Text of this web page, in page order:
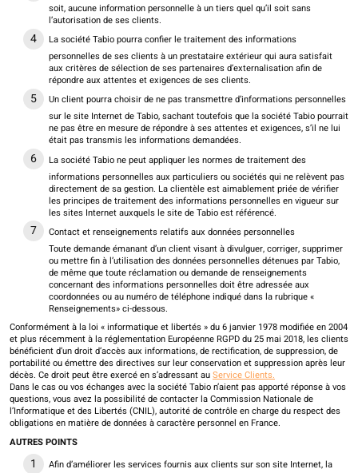
soit, aucune information personnelle à un tiers quel qu’il soit sans
l’autorisation de ses clients.
La société Tabio pourra confier le traitement des informations
personnelles de ses clients à un prestataire extérieur qui aura satisfait
aux critères de sélection de ses partenaires d’externalisation afin de
répondre aux attentes et exigences de ses clients.
Un client pourra choisir de ne pas transmettre d’informations personnelles
sur le site Internet de Tabio, sachant toutefois que la société Tabio pourrait
ne pas être en mesure de répondre à ses attentes et exigences, s’il ne lui
était pas transmis les informations demandées.
La société Tabio ne peut appliquer les normes de traitement des
informations personnelles aux particuliers ou sociétés qui ne relèvent pas
directement de sa gestion. La clientèle est aimablement priée de vérifier
les principes de traitement des informations personnelles en vigueur sur
les sites Internet auxquels le site de Tabio est référencé.
Contact et renseignements relatifs aux données personnelles
Toute demande émanant d’un client visant à divulguer, corriger, supprimer
ou mettre fin à l’utilisation des données personnelles détenues par Tabio,
de même que toute réclamation ou demande de renseignements
concernant des informations personnelles doit être adressée aux
coordonnées ou au numéro de téléphone indiqué dans la rubrique «
Renseignements» ci-dessous.
Conformément à la loi « informatique et libertés » du 6 janvier 1978 modifiée en 2004
et plus récemment à la réglementation Européenne RGPD du 25 mai 2018, les clients
bénéficient d’un droit d’accès aux informations, de rectification, de suppression, de
portabilité ou émettre des directives sur leur conservation et suppression après leur
décès. Ce droit peut être exercé en s’adressant auService Clients.
Dans le cas ou vos échanges avec la société Tabio n’aient pas apporté réponse à vos
questions, vous avez la possibilité de contacter la Commission Nationale de
l’Informatique et des Libertés (CNIL), autorité de contrôle en charge du respect des
obligations en matière de données à caractère personnel en France.
AUTRES POINTS
Afin d’améliorer les services fournis aux clients sur son site Internet, la